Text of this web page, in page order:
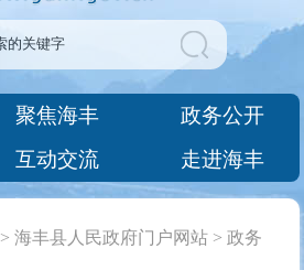
聚焦海丰
政务公开
互动交流 走进海丰
>海丰县人民政府门户网站 >政务